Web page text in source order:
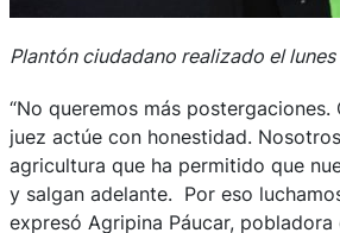
Plantón ciudadano realizado el
“No queremos más postergaciones.
juez actúe con honestidad.
agricultura que ha permitido que
y salgan adelante. Por eso
expresó Agripina Páucar, pobladora